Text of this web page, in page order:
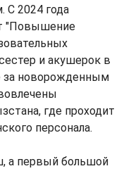
С 2024 года
"Повышение
и акушерок в
за новорожденным
где проходит
персонала.
а первый большой